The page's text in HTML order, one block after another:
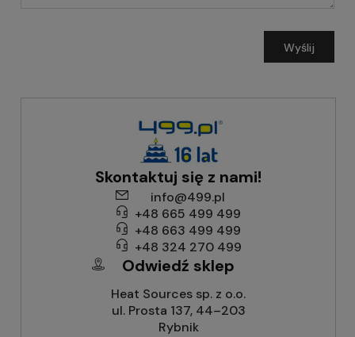
Wyślij
Skontaktuj się z nami!
info@499.pl
+48 665 499 499
+48 663 499 499
+48 324 270 499
Odwiedź sklep
Heat Sources sp. z o.o.
ul. Prosta 137, 44–203
Rybnik